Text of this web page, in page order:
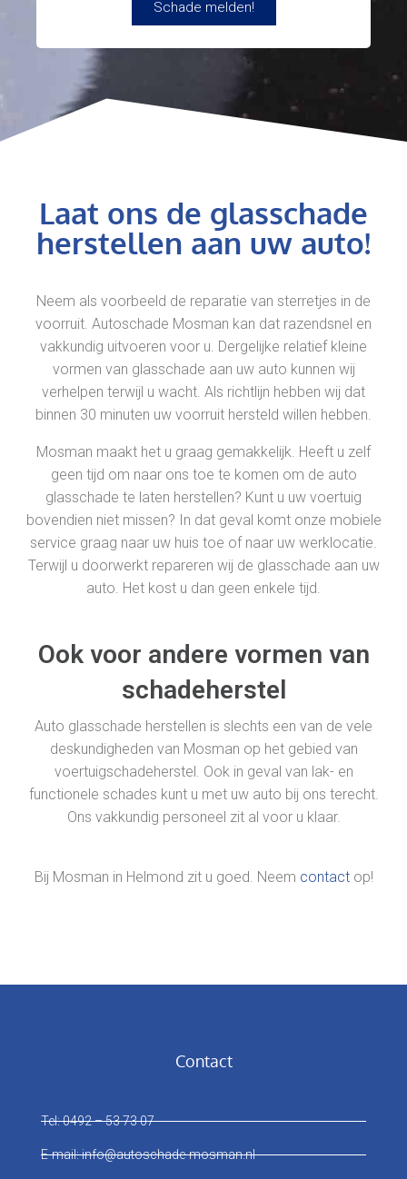
Schade melden!
Laat ons de glasschade
herstellen aan uw auto!
Neem als voorbeeld de reparatie van sterretjes in de
voorruit. Autoschade Mosman kan dat razendsnel en
vakkundig uitvoeren voor u. Dergelijke relatief kleine
vormen van glasschade aan uw auto kunnen wij
verhelpen terwijl u wacht. Als richtlijn hebben wij dat
binnen 30 minuten uw voorruit hersteld willen hebben.
Mosman maakt het u graag gemakkelijk. Heeft u zelf
geen tijd om naar ons toe te komen om de auto
glasschade te laten herstellen? Kunt u uw voertuig
bovendien niet missen? In dat geval komt onze mobiele
service graag naar uw huis toe of naar uw werklocatie.
Terwijl u doorwerkt repareren wij de glasschade aan uw
auto. Het kost u dan geen enkele tijd.
Ook voor andere vormen van
schadeherstel
Auto glasschade herstellen is slechts een van de vele
deskundigheden van Mosman op het gebied van
voertuigschadeherstel. Ook in geval van lak- en
functionele schades kunt u met uw auto bij ons terecht.
Ons vakkundig personeel zit al voor u klaar.
Bij Mosman in Helmond zit u goed. Neem contact op!
Contact
Tel: 0492 – 53 73 07
E-mail: info@autoschade-mosman.nl